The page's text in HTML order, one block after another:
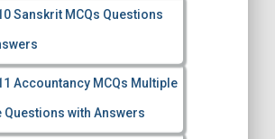
Sanskrit MCQs Questions
Accountancy MCQs Multiple
Questions with Answers